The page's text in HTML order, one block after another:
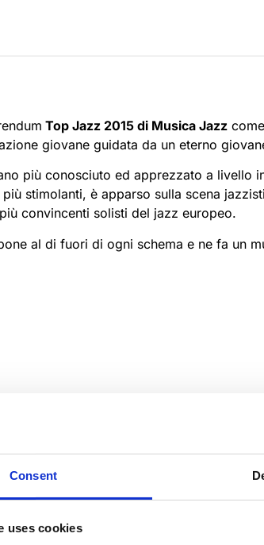
Consent
uses cookies
Top Jazz 2015 di Musica Jazz
giovane guidata da un eterno
più conosciuto ed apprezzato a livello
stimolanti, è apparso sulla scena
convincenti solisti del jazz europeo.
al di fuori di ogni schema e ne fa un